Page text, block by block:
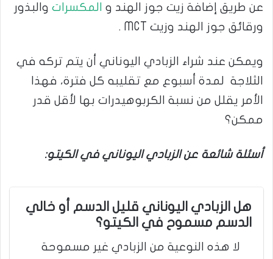
عن طريق إضافة زيت جوز الهند و المكسرات والبذور
ورقائق جوز الهند وزيت MCT .
ويمكن عند شراء الزبادي اليوناني أن يتم تركه في
الثلاجة لمدة أسبوع مع تقليبه كل فترة، فهذا
الأمر يقلل من نسبة الكربوهيدرات بها لأقل قدر
ممكن؟
أسئلة شائعة عن الزبادي اليوناني في الكيتو:
هل الزبادي اليوناني قليل الدسم أو خالي
الدسم مسموح في الكيتو؟
لا هذه النوعية من الزبادي غير مسموحة